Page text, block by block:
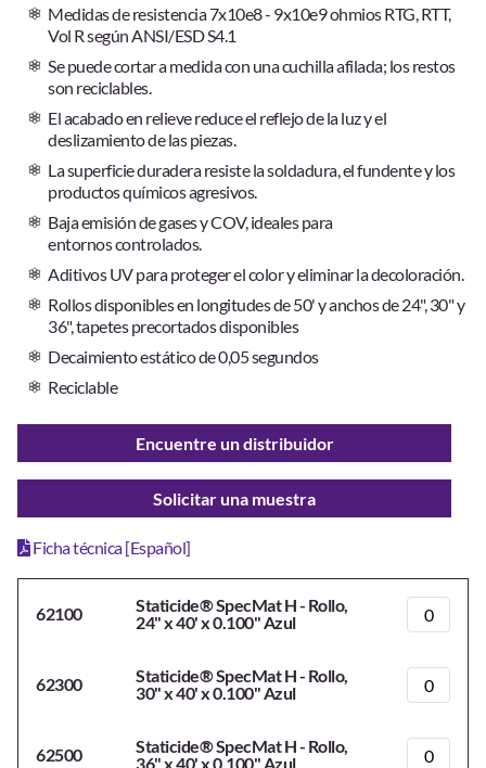
Medidas de resistencia 7x10e8 - 9x10e9 ohmios RTG, RTT,
Vol R según ANSI/ESD S4.1
Se puede cortar a medida con una cuchilla afilada; los restos
son reciclables.
El acabado en relieve reduce el reflejo de la luz y el
deslizamiento de las piezas.
La superficie duradera resiste la soldadura, el fundente y los
productos químicos agresivos.
Baja emisión de gases y COV, ideales para
entornos controlados.
Aditivos UV para proteger el color y eliminar la decoloración.
Rollos disponibles en longitudes de 50' y anchos de 24", 30" y
36", tapetes precortados disponibles
Decaimiento estático de 0,05 segundos
Reciclable
Encuentre un distribuidor
Solicitar una muestra
Ficha técnica [Español]
62100
Staticide® SpecMat H - Rollo,
24" x 40' x 0.100" Azul
62300
Staticide® SpecMat H - Rollo,
30" x 40' x 0.100" Azul
62500
Staticide® SpecMat H - Rollo,
36" x 40' x 0.100" Azul